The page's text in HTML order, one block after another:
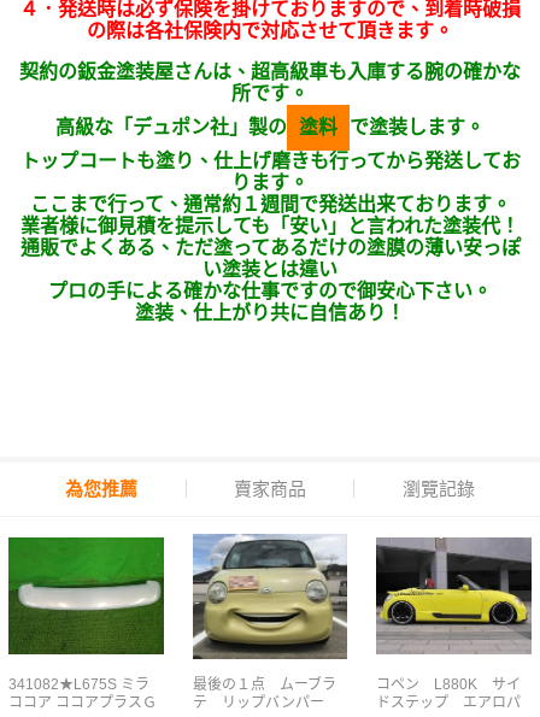
４．発送時は必ず保険を掛けておりますので、到着時破損
の際は各社保険内で対応させて頂きます。
契約の鈑金塗装屋さんは、超高級車も入庫する腕の確かな
所です。
高級な「デュポン社」製の 塗料
で塗装します。
トップコートも塗り、仕上げ磨きも行ってから発送してお
ります。
ここまで行って、通常約１週間で発送出来ております。
業者様に御見積を提示しても「安い」と言われた塗装代！
通販でよくある、ただ塗ってあるだけの塗膜の薄い安っぽ
い塗装とは違い
プロの手による確かな仕事ですので御安心下さい。
塗装、仕上がり共に自信あり！
為您推薦 賣家商品 瀏覽記錄
341082★L675S ミラ
ココア ココアプラスＧ
最後の１点 ムーブラ
テ リップバンパー
コペン L880K サイ
ドステップ エアロパ